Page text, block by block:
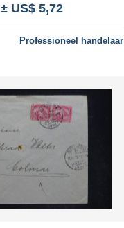
± US$ 5,72
Professioneel handelaar